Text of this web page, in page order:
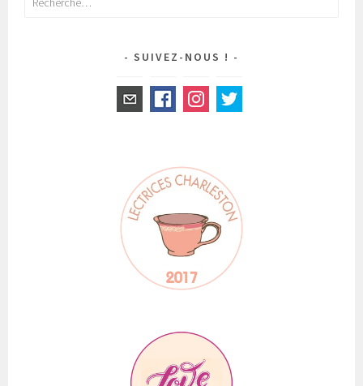
SUIVEZ-NOUS !